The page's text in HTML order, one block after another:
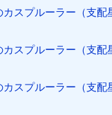
スプルーラー（支配
スプルーラー（支配
スプルーラー（支配